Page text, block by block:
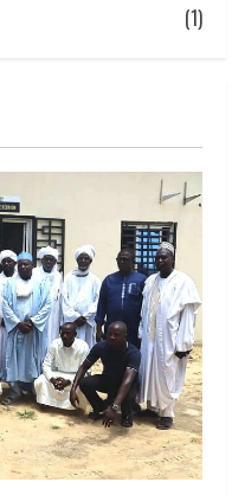
(1)